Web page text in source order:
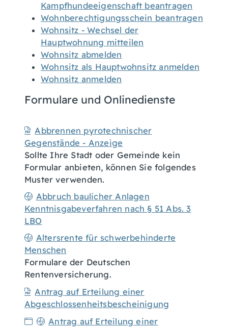
Kampfhundeeigenschaft beantragen
Wohnberechtigungsschein beantragen
Wohnsitz - Wechsel der
Hauptwohnung mitteilen
Wohnsitz abmelden
Wohnsitz als Hauptwohnsitz anmelden
Wohnsitz anmelden
Formulare und Onlinedienste
Abbrennen pyrotechnischer
Gegenstände - Anzeige
Sollte Ihre Stadt oder Gemeinde kein
Formular anbieten, können Sie folgendes
Muster verwenden.
Abbruch baulicher Anlagen
Kenntnisgabeverfahren nach § 51 Abs. 3
LBO
Altersrente für schwerbehinderte
Menschen
Formulare der Deutschen
Rentenversicherung.
Antrag auf Erteilung einer
Abgeschlossenheitsbescheinigung
Antrag auf Erteilung einer